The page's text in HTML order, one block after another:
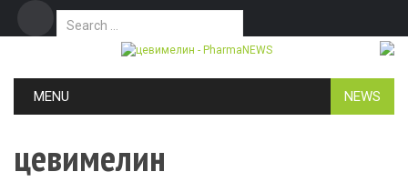
Search for:
MENU NEWS
цевимелин